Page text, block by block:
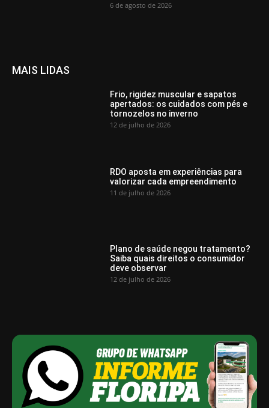
6 de agosto de 2026
MAIS LIDAS
Frio, rigidez muscular e sapatos
apertados: os cuidados com pés e
tornozelos no inverno
12 de julho de 2026
RDO aposta em experiências para
valorizar cada empreendimento
11 de julho de 2026
Plano de saúde negou tratamento?
Saiba quais direitos o consumidor
deve observar
12 de julho de 2026